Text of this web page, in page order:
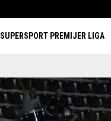
SUPERSPORT PREMIJER LIGA